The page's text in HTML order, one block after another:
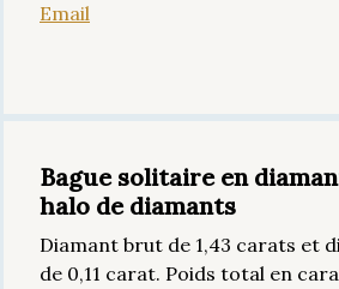
Email
Bague solitaire en
halo de diamants
Diamant brut de 1,43 carats et
de 0,11 carat. Poids total en